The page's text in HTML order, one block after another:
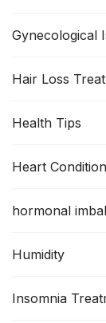
Gynecological
Hair Loss
Health Tips
Heart
hormonal
Humidity
Insomnia